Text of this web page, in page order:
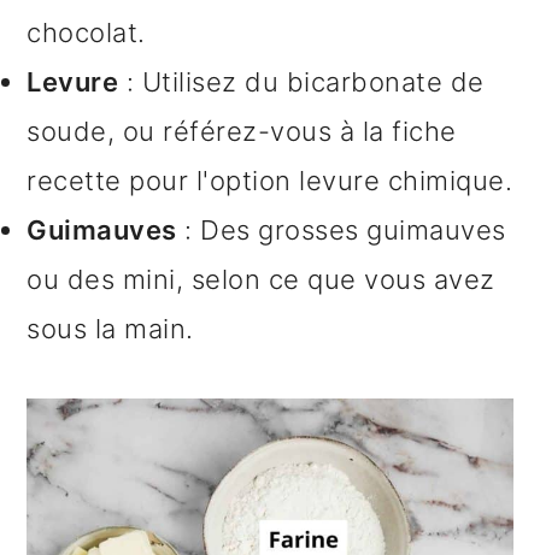
chocolat.
Levure : Utilisez du bicarbonate de
soude, ou référez-vous à la fiche
recette pour l'option levure chimique.
Guimauves : Des grosses guimauves
ou des mini, selon ce que vous avez
sous la main.